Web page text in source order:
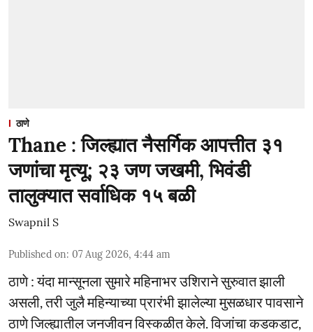
ठाणे
Thane : जिल्ह्यात नैसर्गिक आपत्तीत ३१
जणांचा मृत्यू; २३ जण जखमी, भिवंडी
तालुक्यात सर्वाधिक १५ बळी
Swapnil S
Published on: 07 Aug 2026, 4:44 am
ठाणे : यंदा मान्सूनला सुमारे महिनाभर उशिराने सुरुवात झाली
असली, तरी जुलै महिन्याच्या प्रारंभी झालेल्या मुसळधार पावसाने
ठाणे जिल्ह्यातील जनजीवन विस्कळीत केले. विजांचा कडकडाट,